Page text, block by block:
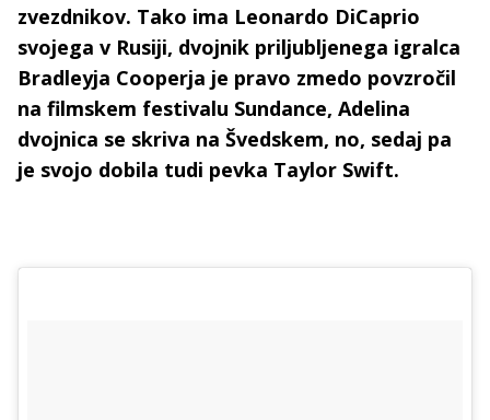
zvezdnikov. Tako ima Leonardo DiCaprio
svojega v Rusiji, dvojnik priljubljenega igralca
Bradleyja Cooperja je pravo zmedo povzročil
na filmskem festivalu Sundance, Adelina
dvojnica se skriva na Švedskem, no, sedaj pa
je svojo dobila tudi pevka Taylor Swift.